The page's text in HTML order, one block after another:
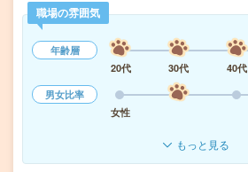
職場の雰囲気
年齢層
20代
30代 40代
男女比率
女性
もっと見る